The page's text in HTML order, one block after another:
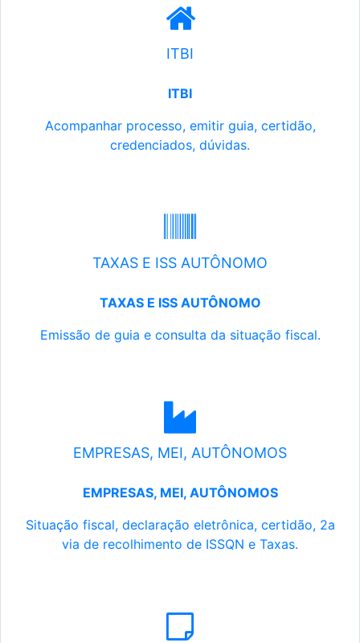
ITBI
ITBI
Acompanhar processo, emitir guia, certidão,
credenciados, dúvidas.
TAXAS E ISS AUTÔNOMO
TAXAS E ISS AUTÔNOMO
Emissão de guia e consulta da situação fiscal.
EMPRESAS, MEI, AUTÔNOMOS
EMPRESAS, MEI, AUTÔNOMOS
Situação fiscal, declaração eletrônica, certidão, 2a
via de recolhimento de ISSQN e Taxas.